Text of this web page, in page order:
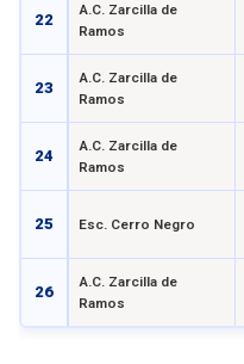
22
A.C. Zarcilla de
Ramos
23
A.C. Zarcilla de
Ramos
24
A.C. Zarcilla de
Ramos
25 Esc. Cerro Negro
26
A.C. Zarcilla de
Ramos